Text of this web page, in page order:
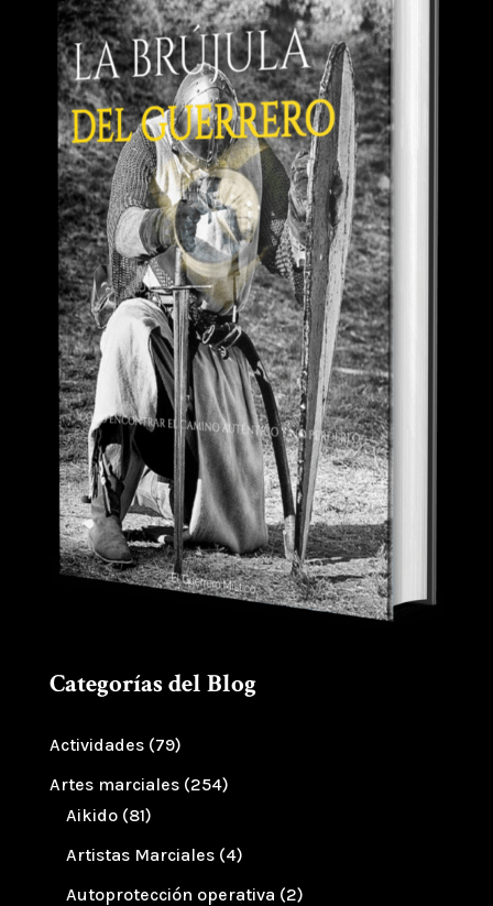
Categorías del Blog
Actividades(79)
Artes marciales(254)
Aikido(81)
Artistas Marciales(4)
Autoprotección operativa (2)